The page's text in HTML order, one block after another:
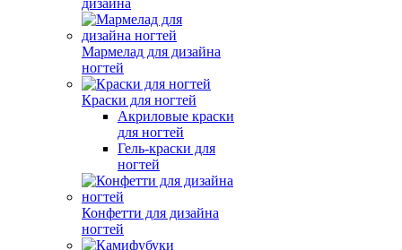
дизайна
Мармелад для дизайна
ногтей
Краски для ногтей
Акриловые краски
для ногтей
Гель-краски для
ногтей
Конфетти для дизайна
ногтей